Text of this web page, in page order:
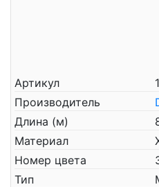
Артикул
Производитель
Длина (м)
Материал
Номер цвета
Тип